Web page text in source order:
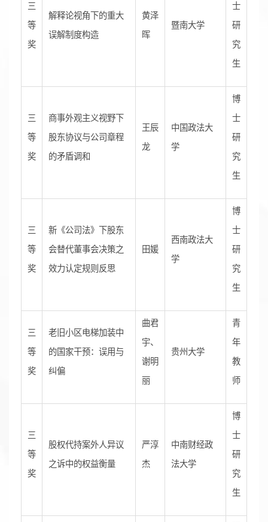
三
等
奖
解释论视角下的重大
误解制度构造
黄泽
晖
暨南大学
士
研
究
生
三
等
奖
商事外观主义视野下
股东协议与公司章程
的矛盾调和
王辰
龙
中国政法大
学
博
士
研
究
生
三
等
奖
新《公司法》下股东
会替代董事会决策之
效力认定规则反思
田媛
西南政法大
学
博
士
研
究
生
三
等
奖
老旧小区电梯加装中
的国家干预：误用与
纠偏
曲君
宇、
谢明
丽
贵州大学
青
年
教
师
三
等
奖
股权代持案外人异议
之诉中的权益衡量
严淳
杰
中南财经政
法大学
博
士
研
究
生